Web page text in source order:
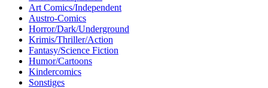
Art Comics/Independent
Austro-Comics
Horror/Dark/Underground
Krimis/Thriller/Action
Fantasy/Science Fiction
Humor/Cartoons
Kindercomics
Sonstiges